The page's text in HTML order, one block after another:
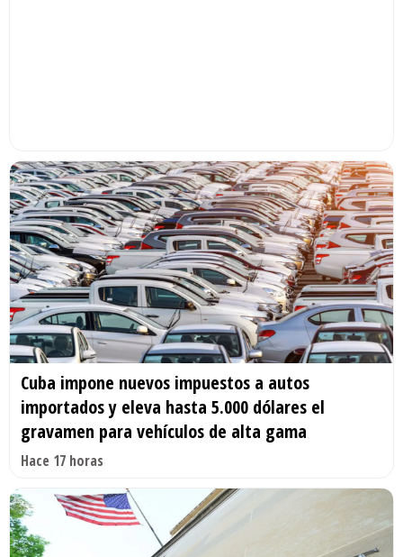
Cuba impone nuevos impuestos a autos
importados y eleva hasta 5.000 dólares el
gravamen para vehículos de alta gama
Hace 17 horas